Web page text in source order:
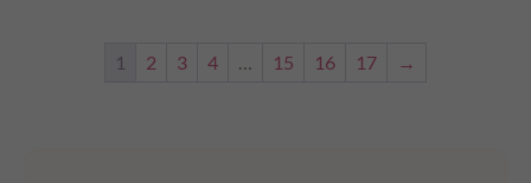
1 2 3 4 … 15 16 17 →